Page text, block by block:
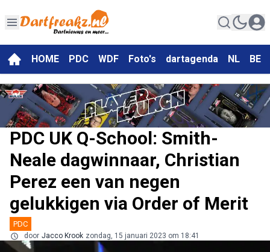
HOME PDC WDF Foto's dartagenda NL BE
PDC UK Q-School: Smith-
Neale dagwinnaar, Christian
Perez een van negen
gelukkigen via Order of Merit
PDC
door Jacco Krook zondag, 15 januari 2023 om 18:41